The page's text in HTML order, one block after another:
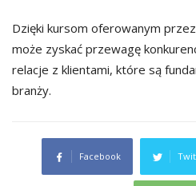
Dzięki kursom oferowanym
może zyskać przewagę
relacje z klientami, które są
branży.
Facebook